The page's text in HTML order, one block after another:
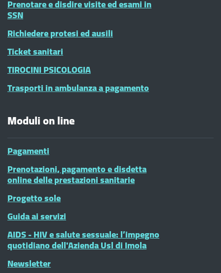
Prenotare e disdire visite ed esami in
SSN
Richiedere protesi ed ausili
Ticket sanitari
TIROCINI PSICOLOGIA
Trasporti in ambulanza a pagamento
Moduli on line
Pagamenti
Prenotazioni, pagamento e disdetta
online delle prestazioni sanitarie
Progetto sole
Guida ai servizi
AIDS - HIV e salute sessuale: l’impegno
quotidiano dell'Azienda Usl di Imola
Newsletter